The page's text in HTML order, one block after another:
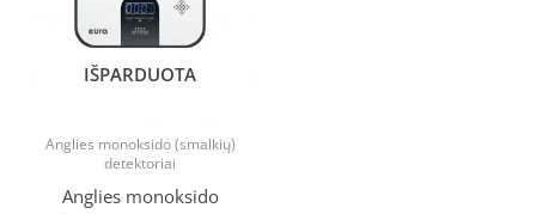
IŠPARDUOTA
Anglies monoksido (smalkių)
detektoriai
Anglies monoksido